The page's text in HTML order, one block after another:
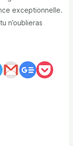
exceptionnelle.
n’oublieras